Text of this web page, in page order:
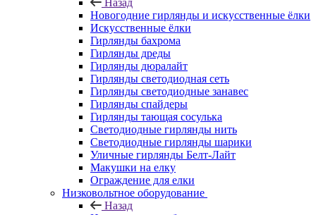
Назад
Новогодние гирлянды и искусственные ёлки
Искусственные ёлки
Гирлянды бахрома
Гирлянды дреды
Гирлянды дюралайт
Гирлянды светодиодная сеть
Гирлянды светодиодные занавес
Гирлянды спайдеры
Гирлянды тающая сосулька
Светодиодные гирлянды нить
Светодиодные гирлянды шарики
Уличные гирлянды Белт-Лайт
Макушки на елку
Ограждение для елки
Низковольтное оборудование
Назад